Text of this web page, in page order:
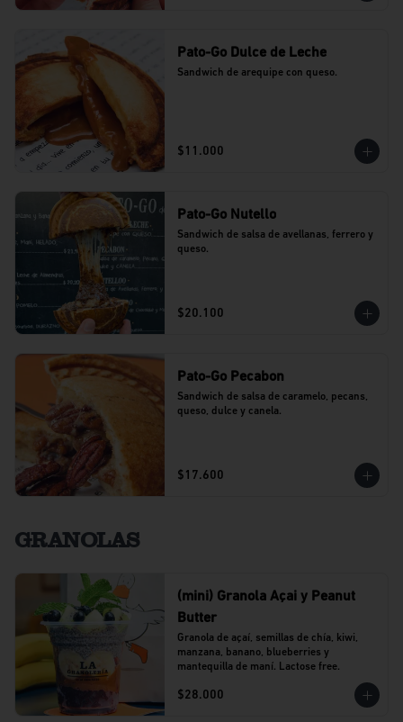
Pato-Go Dulce de Leche
Sandwich de arequipe con queso.
$11.000
Pato-Go Nutello
Sandwich de salsa de avellanas, ferrero y
queso.
$20.100
Pato-Go Pecabon
Sandwich de salsa de caramelo, pecans,
queso, dulce y canela.
$17.600
GRANOLAS
(mini) Granola Açai y Peanut
Butter
Granola de açaí, semillas de chía, kiwi,
manzana, banano, blueberries y
mantequilla de maní. Lactose free.
$28.000